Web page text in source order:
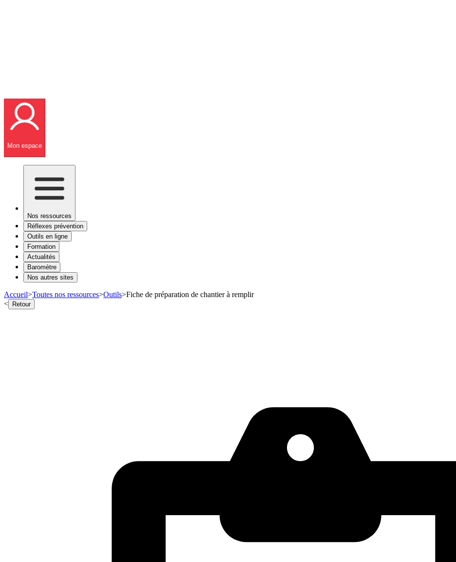
Mon espace
Nos ressources
Réflexes prévention
Outils en ligne
Formation
Actualités
Baromètre
Nos autres sites
Accueil>Toutes nos ressources>Outils>Fiche de préparation de chantier à remplir
< Retour